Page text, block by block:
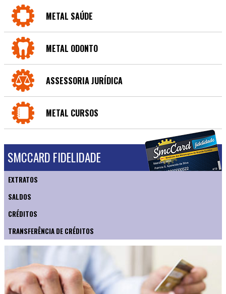
METAL SAÚDE
METAL ODONTO
ASSESSORIA JURÍDICA
METAL CURSOS
SMCCARD FIDELIDADE
EXTRATOS
SALDOS
CRÉDITOS
TRANSFERÊNCIA DE CRÉDITOS